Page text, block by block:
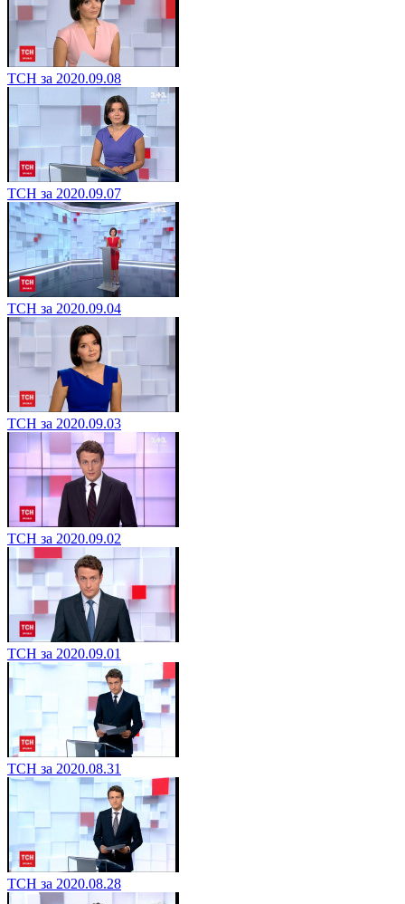
ТСН за 2020.09.08
ТСН за 2020.09.07
ТСН за 2020.09.04
ТСН за 2020.09.03
ТСН за 2020.09.02
ТСН за 2020.09.01
ТСН за 2020.08.31
ТСН за 2020.08.28